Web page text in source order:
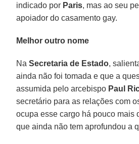
indicado por Paris, mas ao seu
apoiador do casamento gay.
Melhor outro nome
NaSecretaria de Estado,
ainda não foi tomada e que a
assumida pelo arcebispo Paul
secretário para as relações com
ocupa esse cargo há pouco mais
que ainda não tem aprofundou a